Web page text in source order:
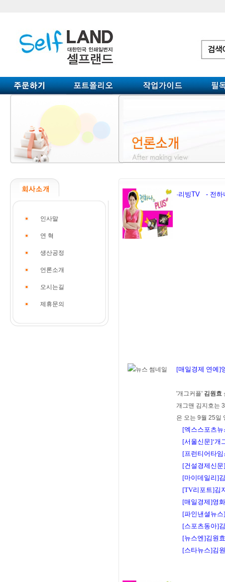
인사말
연 혁
생산공정
언론소개
오시는길
제휴문의
·리빙TV - 전
[매일경제 연예]
'개그커플' 김원효
개그맨 김지호는
은 오는 9월 25일
[엑스스포츠
[서울신문]‘개
[프런티어타
[건설경제신
[마이데일리]
[TV리포트]김
[매일경제]영
[파인낸셜뉴
[스포츠동아]
[뉴스엔]김원
[스타뉴스]김